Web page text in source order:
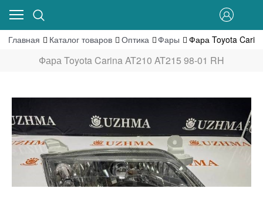
Главная Каталог товаров Оптика Фары Фара Toyota
Фара Toyota Carina AT210 AT215 98-01 RH